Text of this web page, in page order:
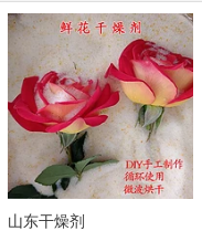
山东干燥剂